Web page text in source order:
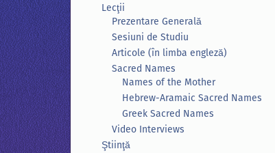
Lecţii
Prezentare Generală
Sesiuni de Studiu
Articole (în limba engleză)
Sacred Names
Names of the Mother
Hebrew-Aramaic Sacred Names
Greek Sacred Names
Video Interviews
Ştiinţă